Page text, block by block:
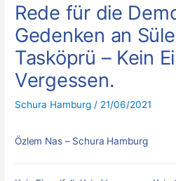
Rede für die
Gedenken an
Tasköprü – Kein
Vergessen.
Schura Hamburg / 21/06/2021
Özlem Nas – Schura Hamburg